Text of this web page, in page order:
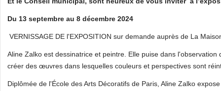
Du 13 septembre au 8 décembre 2024
VERNISSAGE DE l'EXPOSITION sur demande auprès de La
Aline Zalko est dessinatrice et peintre. Elle puise dans
créer des œuvres dans lesquelles couleurs et perspectives sont
Diplômée de l'École des Arts Décoratifs de Paris, Aline Zalko